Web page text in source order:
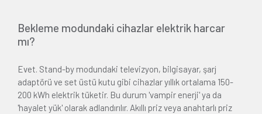
Bekleme modundaki cihazlar elektrik harcar
mı?
Evet. Stand-by modundaki televizyon, bilgisayar, şarj
adaptörü ve set üstü kutu gibi cihazlar yıllık ortalama 150-
200 kWh elektrik tüketir. Bu durum 'vampir enerji' ya da
'hayalet yük' olarak adlandırılır. Akıllı priz veya anahtarlı priz